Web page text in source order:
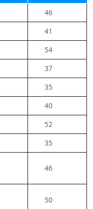
46
41
54
37
35
40
52
35
46
50